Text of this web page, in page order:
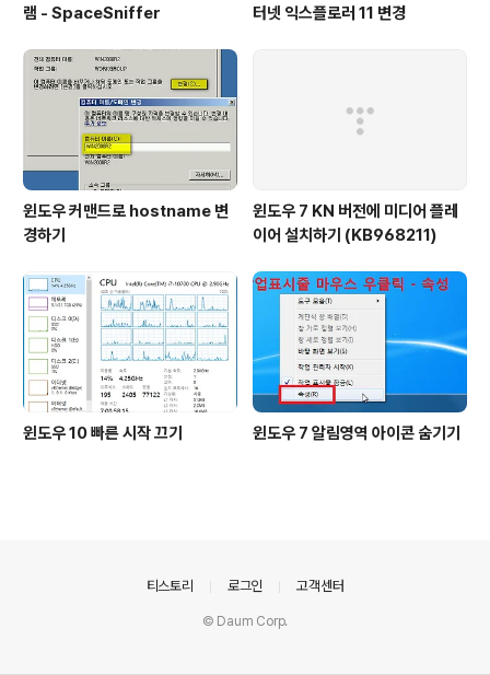
램 - SpaceSniffer
터넷 익스플로러 11 변경
윈도우 커맨드로 hostname 변
경하기
윈도우 7 KN 버전에 미디어 플레
이어 설치하기 (KB968211)
윈도우 10 빠른 시작 끄기 윈도우 7 알림영역 아이콘 숨기기
티스토리 로그인 고객센터
© Daum Corp.